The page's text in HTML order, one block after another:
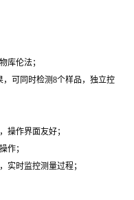
库伦法；
，可同时检测8个样品，独立控
操作界面友好；
作；
实时监控测量过程；